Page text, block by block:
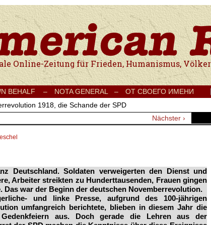
für Frieden, Humanismus, Völkerverständigung und
BEHALF – NOTA GENERAL – ОТ СВОЕГО ИМЕНИ
1918, die Schande der SPD
Nächster ›
Deutschland. Soldaten verweigerten den Dienst und
Arbeiter streikten zu Hunderttausenden, Frauen gingen
Das war der Beginn der deutschen Novemberrevolution.
und linke Presse, aufgrund des 100-jährigen
umfangreich berichtete, blieben in diesem Jahr die
aus. Doch gerade die Lehren aus der